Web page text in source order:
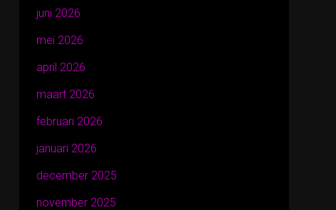
juni 2026
mei 2026
april 2026
maart 2026
februari 2026
januari 2026
december 2025
november 2025